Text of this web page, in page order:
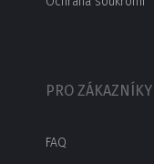
PRO ZÁKAZNÍKY
FAQ